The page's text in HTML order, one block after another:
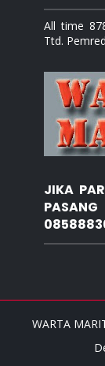
All time
Ttd.
JIKA
WARTA